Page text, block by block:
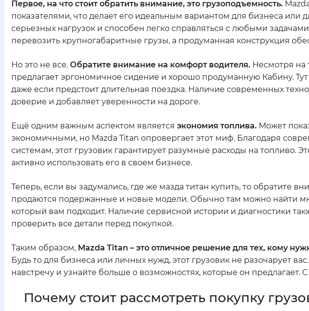
Первое, на что стоит обратить внимание, это грузоподъемность.
показателями, что делает его идеальным вариантом для бизнеса или
серьезных нагрузок и способен легко справляться с любыми
перевозить крупногабаритные грузы, а продуманная конструкция
Но это не все. Обратите внимание на комфорт водителя. Несмотря на
предлагает эргономичное сидение и хорошо продуманную Кабину.
даже если предстоит длительная поездка. Наличие современных
доверие и добавляет уверенности на дороге.
Ещё одним важным аспектом является экономия топлива. Может
экономичными, но Mazda Titan опровергает этот миф. Благодаря
системам, этот грузовик гарантирует разумные расходы на топливо.
активно использовать его в своем бизнесе.
Теперь, если вы задумались, где же мазда титан купить, то обратите
продаются подержанные и новые модели. Обычно там можно найти
который вам подходит. Наличие сервисной истории и диагностики
проверить все детали перед покупкой.
Таким образом, Mazda Titan – это отличное решение для тех, кому
Будь то для бизнеса или личных нужд, этот грузовик не разочарует
навстречу и узнайте больше о возможностях, которые он предлагает.
Почему стоит рассмотреть покупку